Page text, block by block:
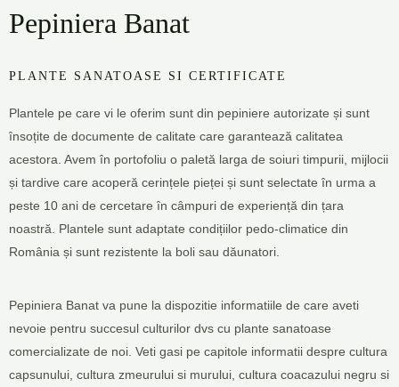
Pepiniera Banat
PLANTE SANATOASE SI CERTIFICATE
Plantele pe care vi le oferim sunt din pepiniere autorizate și sunt
însoțite de documente de calitate care garantează calitatea
acestora. Avem în portofoliu o paletă larga de soiuri timpurii, mijlocii
și tardive care acoperă cerințele pieței și sunt selectate în urma a
peste 10 ani de cercetare în câmpuri de experiență din țara
noastră. Plantele sunt adaptate condițiilor pedo-climatice din
România și sunt rezistente la boli sau dăunatori.
Pepiniera Banat va pune la dispozitie informatiile de care aveti
nevoie pentru succesul culturilor dvs cu plante sanatoase
comercializate de noi. Veti gasi pe capitole informatii despre cultura
capsunului, cultura zmeurului si murului, cultura coacazului negru si